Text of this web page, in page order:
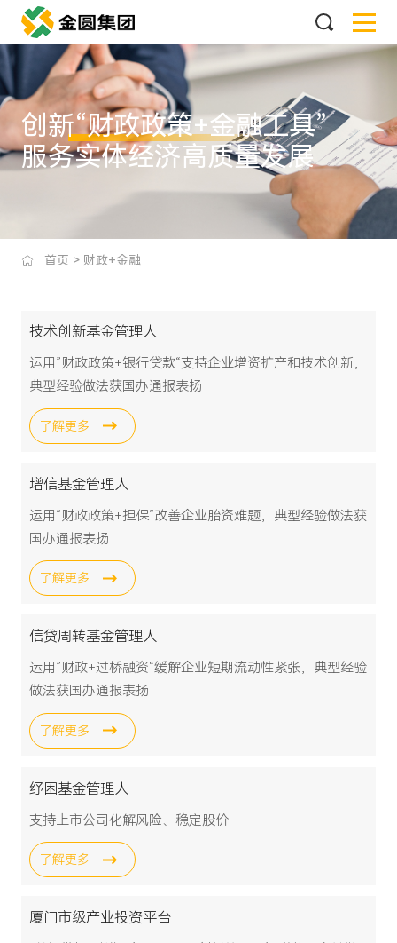
创新“财政政策+金融工具”
服务实体经济高质量发展
首页 > 财政+金融
技术创新基金管理人
运用”财政政策+银行贷款“支持企业增资扩产和技术创新，
典型经验做法获国办通报表扬
了解更多
增信基金管理人
运用“财政政策+担保”改善企业胎资难题，典型经验做法获
国办通报表扬
了解更多
信贷周转基金管理人
运用”财政+过桥融资“缓解企业短期流动性紧张，典型经验
做法获国办通报表扬
了解更多
纾困基金管理人
支持上市公司化解风险、稳定股价
了解更多
厦门市级产业投资平台